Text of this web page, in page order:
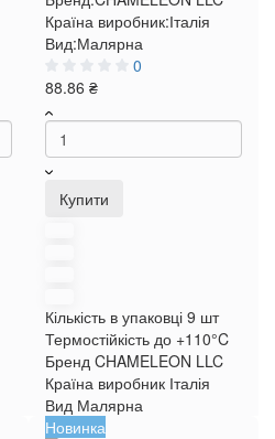
Країна виробник:Італія
Вид:Малярна
0
88.86 ₴
Купити
Кількість в упаковці 9 шт
Термостійкість до +110°C
Бренд CHAMELEON LLC
Країна виробник Італія
Вид Малярна
Новинка